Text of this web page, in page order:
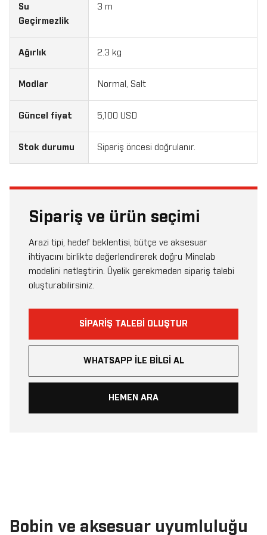
Su
Geçirmezlik
3 m
Ağırlık 2.3 kg
Modlar Normal, Salt
Güncel fiyat 5,100 USD
Stok durumu Sipariş öncesi doğrulanır.
Sipariş ve ürün seçimi
Arazi tipi, hedef beklentisi, bütçe ve aksesuar
ihtiyacını birlikte değerlendirerek doğru Minelab
modelini netleştirin. Üyelik gerekmeden sipariş talebi
oluşturabilirsiniz.
SIPARIŞ TALEBI OLUŞTUR
WHATSAPP ILE BILGI AL
HEMEN ARA
Bobin ve aksesuar uyumluluğu